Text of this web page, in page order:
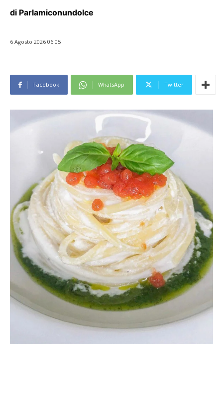
di Parlamiconundolce
6 Agosto 2026 06:05
Facebook WhatsApp Twitter